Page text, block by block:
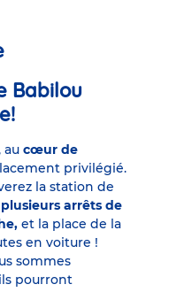
Babilou
au cœur de
privilégié.
la station de
plusieurs arrêts de
et la place de la
en voiture !
sommes
pourront